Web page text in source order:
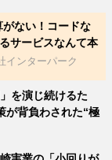
ない！コードな
サービスなんて本
インターパーク
を演じ続けるた
が背負わされた“極